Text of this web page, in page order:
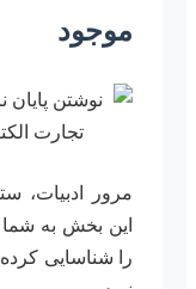
موجود
مرور ادبیات،
این بخش به
را شناسایی کرده